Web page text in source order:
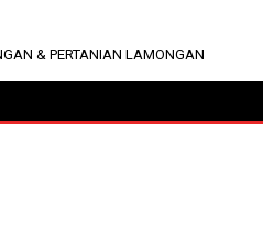
& PERTANIAN LAMONGAN